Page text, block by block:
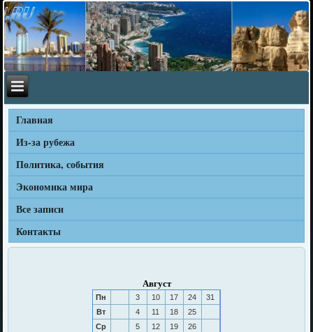
Главная
Из-за рубежа
Политика, события
Экономика мира
Все записи
Контакты
Август
Пн 3 10 17 24
31
Вт
4 11 18
25
Ср
5 12 19
26